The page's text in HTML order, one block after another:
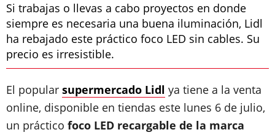
Si trabajas o llevas a cabo proyectos en donde
siempre es necesaria una buena iluminación, Lidl
ha rebajado este práctico foco LED sin cables. Su
precio es irresistible.
El popular supermercado Lidl ya tiene a la venta
online, disponible en tiendas este lunes 6 de julio,
un práctico foco LED recargable de la marca